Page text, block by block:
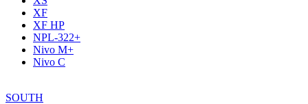
XF
XF НР
NPL-322+
Nivo M+
Nivo C
SOUTH